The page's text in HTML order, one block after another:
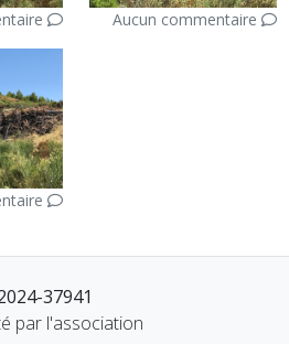
Aucun commentaire
37941
par l'association